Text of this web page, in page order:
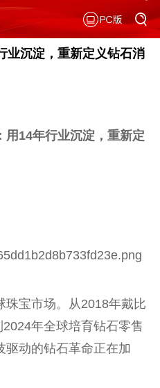
业沉淀，重新定义钻石消
用14年行业沉淀，重新定
珠宝市场。从2018年戴比
年全球培育钻石零售
驱动的钻石革命正在加